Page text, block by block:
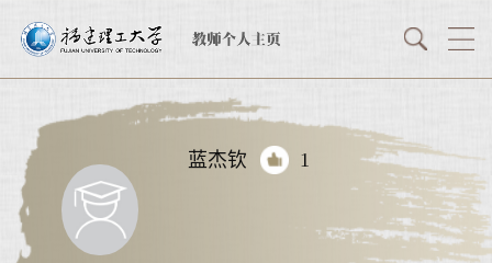
蓝杰钦 1